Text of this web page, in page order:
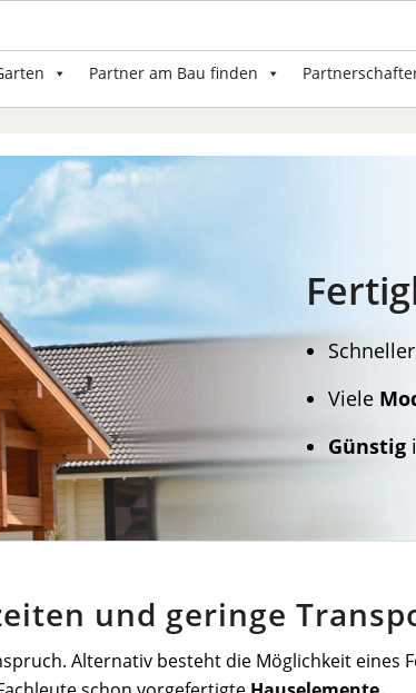
Partner am Bau finden
Viele
Günstig
und geringe
Alternativ besteht die Möglichkeit eines